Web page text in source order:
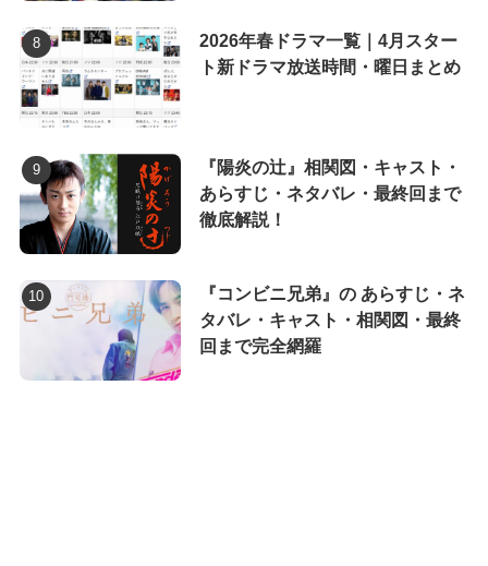
2026年春ドラマ一覧｜4月スター
ト新ドラマ放送時間・曜日まとめ
『陽炎の辻』相関図・キャスト・
あらすじ・ネタバレ・最終回まで
徹底解説！
『コンビニ兄弟』の あらすじ・ネ
タバレ・キャスト・相関図・最終
回まで完全網羅